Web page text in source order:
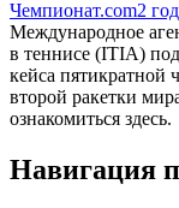
Чемпионат.com2
Международное
в теннисе (ITIA)
кейса
второй ракетки
ознакомиться здесь.
Навигация